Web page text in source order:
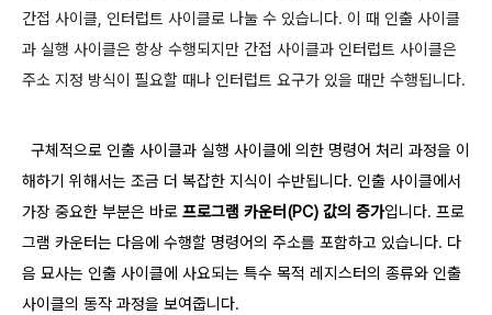
간접 사이클, 인터럽트 사이클로 나눌 수 있습니다. 이 때 인출 사이클
과 실행 사이클은 항상 수행되지만 간접 사이클과 인터럽트 사이클은
주소 지정 방식이 필요할 때나 인터럽트 요구가 있을 때만 수행됩니다.
구체적으로 인출 사이클과 실행 사이클에 의한 명령어 처리 과정을 이
해하기 위해서는 조금 더 복잡한 지식이 수반됩니다. 인출 사이클에서
가장 중요한 부분은 바로 프로그램 카운터(PC) 값의 증가입니다. 프로
그램 카운터는 다음에 수행할 명령어의 주소를 포함하고 있습니다. 다
음 묘사는 인출 사이클에 사요되는 특수 목적 레지스터의 종류와 인출
사이클의 동작 과정을 보여줍니다.